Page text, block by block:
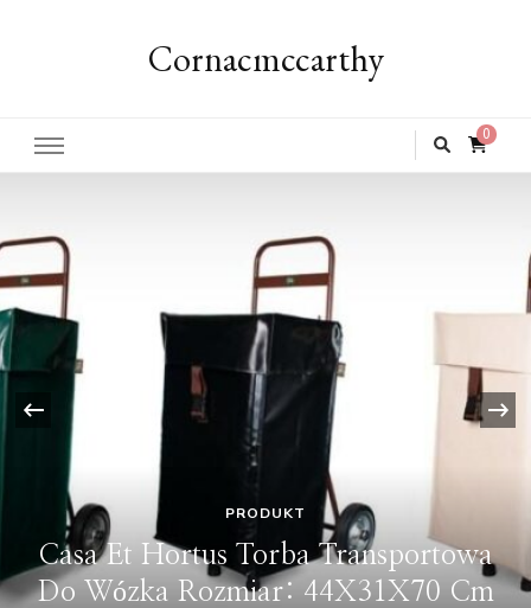
Cornacmccarthy
0
PRODUKT STELRAD
Stelrad Planar Style PS11 600×500